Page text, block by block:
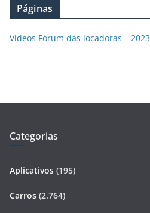
Páginas
Vídeos Fórum das locadoras – 2023
Categorias
Aplicativos (195)
Carros (2.764)